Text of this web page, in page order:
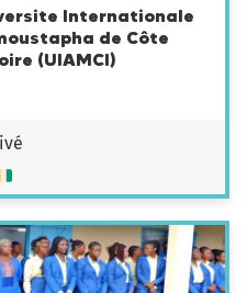
Internationale
de Côte
(UIAMCI)